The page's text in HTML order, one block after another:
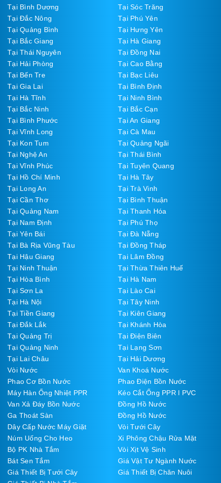
Tại Bình Dương
Tại Sóc Trăng
Tại Đắc Nông
Tại Phú Yên
Tại Quảng Bình
Tại Hưng Yên
Tại Bắc Giang
Tại Hà Giang
Tại Thái Nguyên
Tại Đồng Nai
Tại Hải Phòng
Tại Cao Bằng
Tại Bến Tre
Tại Bạc Liêu
Tại Gia Lai
Tại Bình Định
Tại Hà Tĩnh
Tại Ninh Bình
Tại Bắc Ninh
Tại Bắc Cạn
Tại Bình Phước
Tại An Giang
Tại Vĩnh Long
Tại Cà Mau
Tại Kon Tum
Tại Quảng Ngãi
Tại Nghệ An
Tại Thái Bình
Tại Vĩnh Phúc
Tại Tuyên Quang
Tại Hồ Chí Minh
Tại Hà Tây
Tại Long An
Tại Trà Vinh
Tại Cần Thơ
Tại Bình Thuận
Tại Quảng Nam
Tại Thanh Hóa
Tại Nam Định
Tại Phú Thọ
Tại Yên Bái
Tại Đà Nẵng
Tại Bà Rịa Vũng Tàu
Tại Đồng Tháp
Tại Hậu Giang
Tại Lâm Đồng
Tại Ninh Thuận
Tại Thừa Thiên Huế
Tại Hòa Bình
Tại Hà Nam
Tại Sơn La
Tại Lào Cai
Tại Hà Nội
Tại Tây Ninh
Tại Tiền Giang
Tại Kiên Giang
Tại Đắk Lắk
Tại Khánh Hòa
Tại Quảng Trị
Tại Điện Biên
Tại Quảng Ninh
Tại Lạng Sơn
Tại Lai Châu
Tại Hải Dương
Vòi Nước
Van Khoá Nước
Phao Cơ Bồn Nước
Phao Điện Bồn Nước
Máy Hàn Ống Nhiệt PPR
Kéo Cắt Ống PPR l PVC
Van Xả Đáy Bồn Nước
Đồng Hồ Nước
Ga Thoát Sàn
Đồng Hồ Nước
Dây Cấp Nước Máy Giặt
Vòi Tưới Cây
Núm Uống Cho Heo
Xi Phông Chậu Rửa Mặt
Bộ PK Nhà Tắm
Vòi Xịt Vệ Sinh
Bát Sen Tắm
Giá Vật Tư Ngành Nước
Giá Thiết Bị Tưới Cây
Giá Thiết Bị Chăn Nuôi